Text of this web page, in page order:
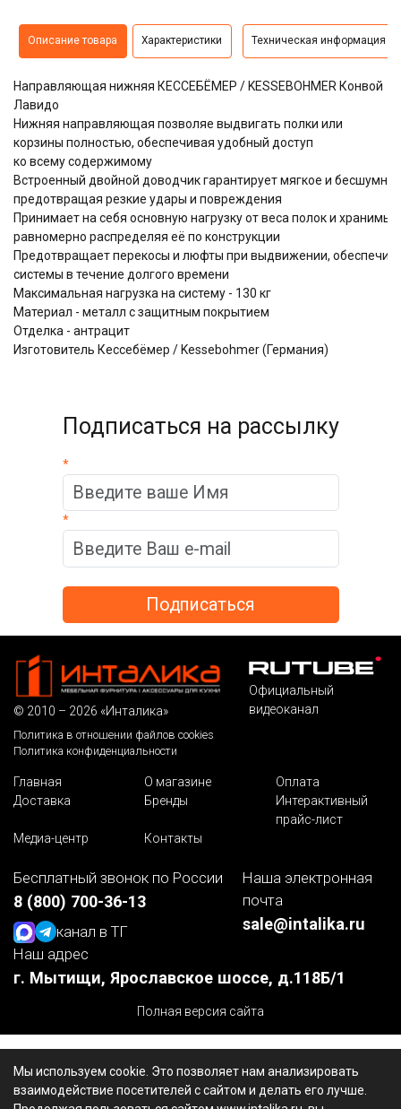
Описание товара Характеристики Техническая информация
Направляющая нижняя КЕССЕБЁМЕР / KESSEBOHMER Конвой
Лавидо
Нижняя направляющая позволяе выдвигать полки или
корзины полностью, обеспечивая удобный доступ
ко всему содержимому
Встроенный двойной доводчик гарантирует мягкое и
предотвращая резкие удары и повреждения
Принимает на себя основную нагрузку от веса полок и
равномерно распределяя её по конструкции
Предотвращает перекосы и люфты при выдвижении,
системы в течение долгого времени
Максимальная нагрузка на систему - 130 кг
Материал - металл с защитным покрытием
Отделка - антрацит
Изготовитель Кессебёмер / Kessebohmer (Германия)
Подписаться на рассылку
*
*
Мы используем cookie. Это позволяет нам анализировать
взаимодействие посетителей с сайтом и делать его лучше.
© 2010 – 2026 «Инталика»
Политика в отношении файлов cookies
Политика конфиденциальности
Официальный
видеоканал
Главная О магазине
Оплата
Доставка
Бренды
Интерактивный
прайс-лист
Медиа-центр
Контакты
Бесплатный звонок по России
8 (800) 700-36-13
канал в ТГ
Наша электронная
почта
sale@intalika.ru
Наш адрес
г. Мытищи, Ярославское шоссе, д.118Б/1
Полная версия сайта